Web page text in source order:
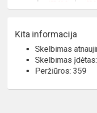
Kita informacija
Skelbimas
Skelbimas
Peržiūros: 359